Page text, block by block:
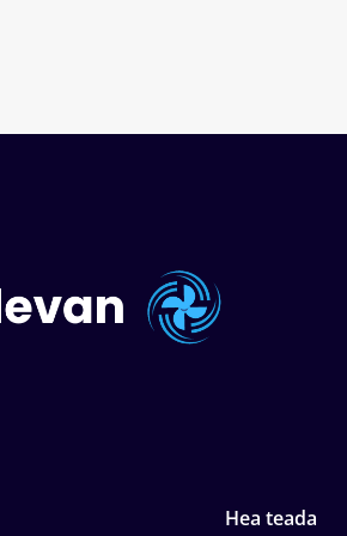
Hea teada